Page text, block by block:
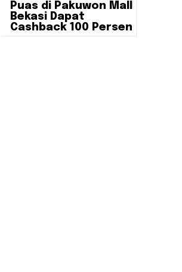
Puas di Pakuwon Mall
Bekasi Dapat
Cashback 100 Persen